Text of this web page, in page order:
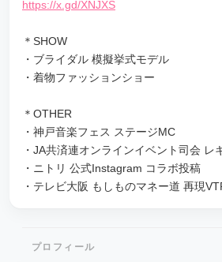
https://x.gd/XNJXS
＊SHOW
・ブライダル 模擬挙式モデル
・着物ファッションショー
＊OTHER
・神戸音楽フェス ステージMC
・JA共済連オンラインイベント司会 レ
・ニトリ 公式Instagram コラボ投稿
・テレビ大阪 もしものマネー道 再現
プロフィール